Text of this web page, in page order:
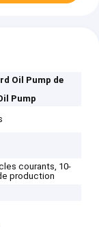
Oil Pump de
Pump
courants, 10-
production